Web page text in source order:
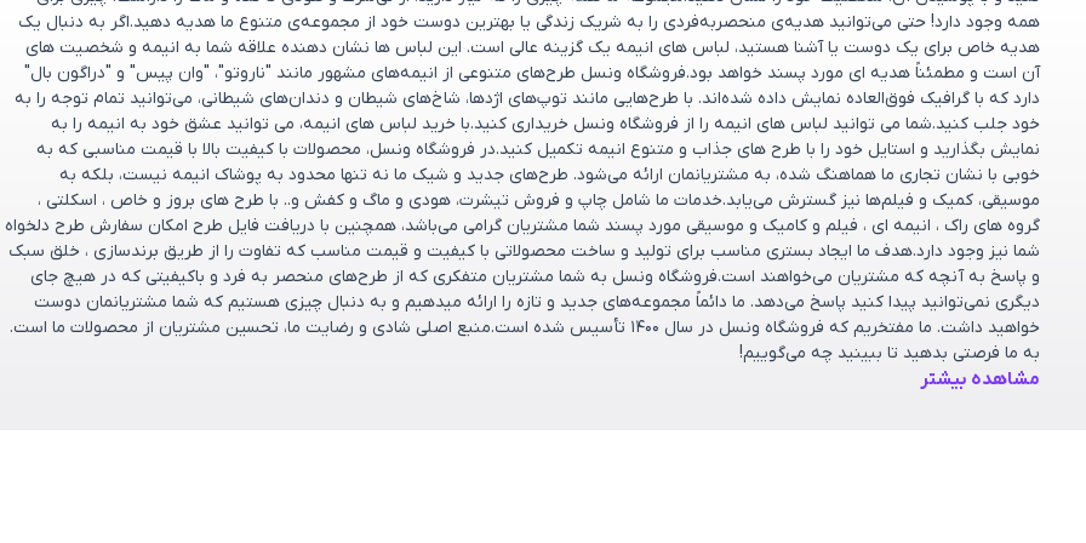
همه وجود دارد! حتی می‌توانید هدیه‌ی منحصربه‌فردی را به شریک زندگی یا بهترین دوست خود از مجموعه‌ی متنوع ما هدیه دهید.اگر به دنبال یک
هدیه خاص برای یک دوست یا آشنا هستید، لباس های انیمه یک گزینه عالی است. این لباس ها نشان دهنده علاقه شما به انیمه و شخصیت های
آن است و مطمئناً هدیه ای مورد پسند خواهد بود.فروشگاه ونسل طرح‌های متنوعی از انیمه‌های مشهور مانند "ناروتو"، "وان پیس" و "دراگون بال"
دارد که با گرافیک فوق‌العاده نمایش داده شده‌اند. با طرح‌هایی مانند توپ‌های اژدها، شاخ‌های شیطان و دندان‌های شیطانی، می‌توانید تمام توجه را به
خود جلب کنید.شما می توانید لباس های انیمه را از فروشگاه ونسل خریداری کنید.با خرید لباس های انیمه، می توانید عشق خود به انیمه را به
نمایش بگذارید و استایل خود را با طرح های جذاب و متنوع انیمه تکمیل کنید.در فروشگاه ونسل، محصولات با کیفیت بالا با قیمت مناسبی که به
خوبی با نشان تجاری ما هماهنگ شده، به مشتریانمان ارائه می‌شود. طرح‌های جدید و شیک ما نه تنها محدود به پوشاک انیمه نیست، بلکه به
موسیقی، کمیک و فیلم‌ها نیز گسترش می‌یابد.خدمات ما شامل چاپ و فروش تیشرت، هودی و ماگ و کفش و.. با طرح های بروز و خاص ، اسکلتی ،
گروه های راک ، انیمه ای ، فیلم و کامیک و موسیقی مورد پسند شما مشتریان گرامی می‌باشد، همچنین با دریافت فایل طرح امکان سفارش طرح دلخواه
شما نیز وجود دارد.هدف ما ایجاد بستری مناسب برای تولید و ساخت محصولاتی با کیفیت و قیمت مناسب که تفاوت را از طریق برندسازی ، خلق سبک
و پاسخ به آنچه که مشتریان می‌خواهند است.فروشگاه ونسل به شما مشتریان متفکری که از طرح‌های منحصر به‌ فرد و باکیفیتی که در هیچ جای
دیگری نمی‌توانید پیدا کنید پاسخ می‌دهد. ما دائماً مجموعه‌های جدید و تازه را ارائه میدهیم و به دنبال چیزی هستیم که شما مشتریانمان دوست
خواهید داشت. ما مفتخریم که فروشگاه ونسل در سال ۱۴۰۰ تأسیس شده است.منبع اصلی شادی و رضایت ما، تحسین مشتریان از محصولات ما است.
به ما فرصتی بدهید تا ببینید چه می‌گوییم!
مشاهده بیشتر